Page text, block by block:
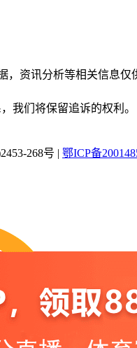
资讯分析等相关信息
我们将保留追诉的权利。
268号 | 鄂ICP备